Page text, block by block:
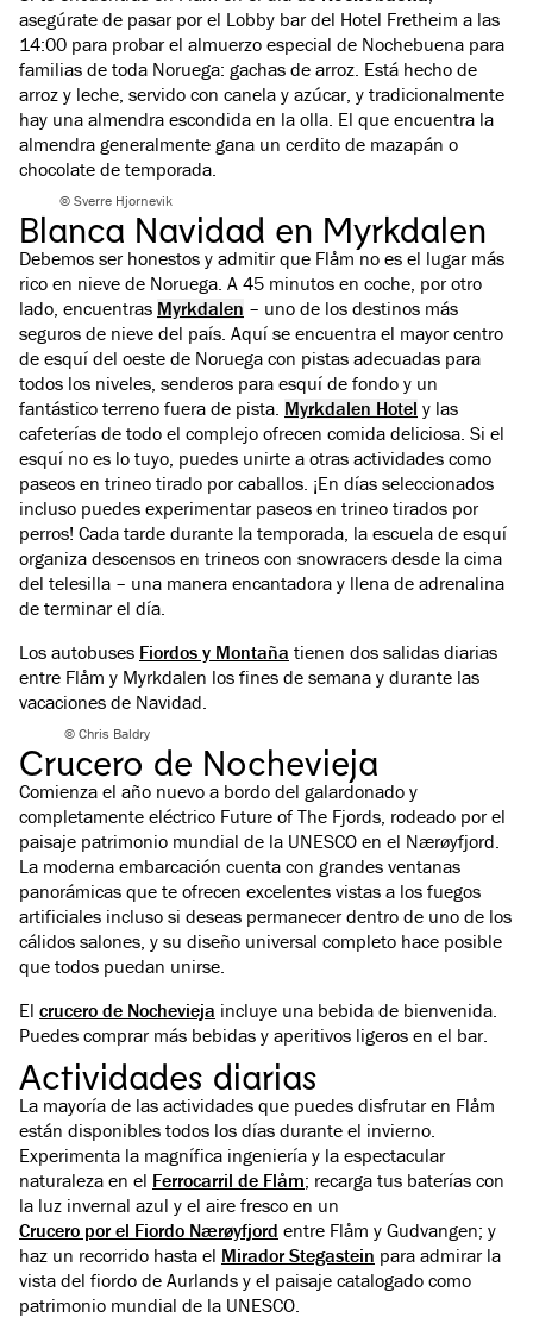
asegúrate de pasar por el Lobby bar del Hotel Fretheim a las
14:00 para probar el almuerzo especial de Nochebuena para
familias de toda Noruega: gachas de arroz. Está hecho de
arroz y leche, servido con canela y azúcar, y tradicionalmente
hay una almendra escondida en la olla. El que encuentra la
almendra generalmente gana un cerdito de mazapán o
chocolate de temporada.
© Sverre Hjornevik
Blanca Navidad en Myrkdalen
Debemos ser honestos y admitir que Flåm no es el lugar más
rico en nieve de Noruega. A 45 minutos en coche, por otro
lado, encuentras Myrkdalen – uno de los destinos más
seguros de nieve del país. Aquí se encuentra el mayor centro
de esquí del oeste de Noruega con pistas adecuadas para
todos los niveles, senderos para esquí de fondo y un
fantástico terreno fuera de pista. Myrkdalen Hotel y las
cafeterías de todo el complejo ofrecen comida deliciosa. Si el
esquí no es lo tuyo, puedes unirte a otras actividades como
paseos en trineo tirado por caballos. ¡En días seleccionados
incluso puedes experimentar paseos en trineo tirados por
perros! Cada tarde durante la temporada, la escuela de esquí
organiza descensos en trineos con snowracers desde la cima
del telesilla – una manera encantadora y llena de adrenalina
de terminar el día.
Los autobuses Fiordos y Montaña tienen dos salidas diarias
entre Flåm y Myrkdalen los fines de semana y durante las
vacaciones de Navidad.
© Chris Baldry
Crucero de Nochevieja
Comienza el año nuevo a bordo del galardonado y
completamente eléctrico Future of The Fjords, rodeado por el
paisaje patrimonio mundial de la UNESCO en el Nærøyfjord.
La moderna embarcación cuenta con grandes ventanas
panorámicas que te ofrecen excelentes vistas a los fuegos
artificiales incluso si deseas permanecer dentro de uno de los
cálidos salones, y su diseño universal completo hace posible
que todos puedan unirse.
El crucero de Nochevieja incluye una bebida de bienvenida.
Puedes comprar más bebidas y aperitivos ligeros en el bar.
Actividades diarias
La mayoría de las actividades que puedes disfrutar en Flåm
están disponibles todos los días durante el invierno.
Experimenta la magnífica ingeniería y la espectacular
naturaleza en el Ferrocarril de Flåm; recarga tus baterías con
la luz invernal azul y el aire fresco en un
Crucero por el Fiordo Nærøyfjord entre Flåm y Gudvangen; y
haz un recorrido hasta el Mirador Stegastein para admirar la
vista del fiordo de Aurlands y el paisaje catalogado como
patrimonio mundial de la UNESCO.